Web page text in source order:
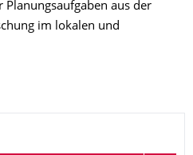
aus der
im lokalen und